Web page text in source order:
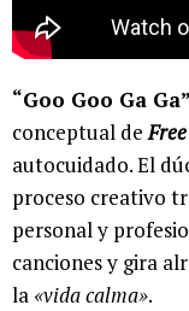
“Goo Goo Ga Ga”
conceptual de
autocuidado. El
proceso creativo
personal y
canciones y gira
la «vida calma».